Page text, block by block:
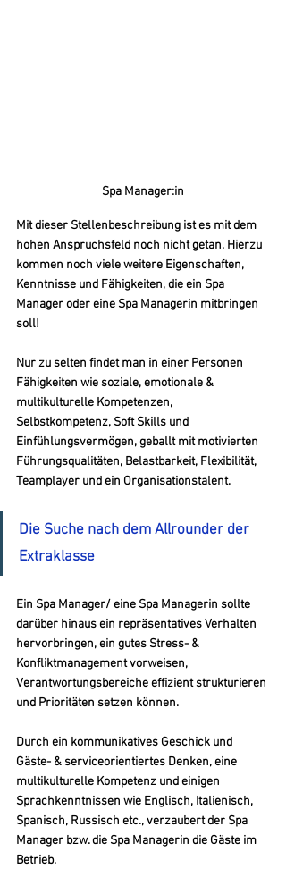
Spa Manager:in
Mit dieser Stellenbeschreibung ist es mit dem
hohen Anspruchsfeld noch nicht getan. Hierzu
kommen noch viele weitere Eigenschaften,
Kenntnisse und Fähigkeiten, die ein Spa
Manager oder eine Spa Managerin mitbringen
soll!
Nur zu selten findet man in einer Personen
Fähigkeiten wie soziale, emotionale &
multikulturelle Kompetenzen,
Selbstkompetenz, Soft Skills und
Einfühlungsvermögen, geballt mit motivierten
Führungsqualitäten, Belastbarkeit, Flexibilität,
Teamplayer und ein Organisationstalent.
Die Suche nach dem Allrounder der
Extraklasse
Ein Spa Manager/ eine Spa Managerin sollte
darüber hinaus ein repräsentatives Verhalten
hervorbringen, ein gutes Stress- &
Konfliktmanagement vorweisen,
Verantwortungsbereiche effizient strukturieren
und Prioritäten setzen können.
Durch ein kommunikatives Geschick und
Gäste- & serviceorientiertes Denken, eine
multikulturelle Kompetenz und einigen
Sprachkenntnissen wie Englisch, Italienisch,
Spanisch, Russisch etc., verzaubert der Spa
Manager bzw. die Spa Managerin die Gäste im
Betrieb.